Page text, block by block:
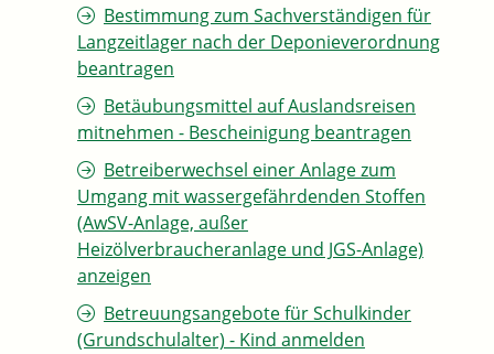
Bestimmung zum Sachverständigen für
Langzeitlager nach der Deponieverordnung
beantragen
Betäubungsmittel auf Auslandsreisen
mitnehmen - Bescheinigung beantragen
Betreiberwechsel einer Anlage zum
Umgang mit wassergefährdenden Stoffen
(AwSV-Anlage, außer
Heizölverbraucheranlage und JGS-Anlage)
anzeigen
Betreuungsangebote für Schulkinder
(Grundschulalter) - Kind anmelden